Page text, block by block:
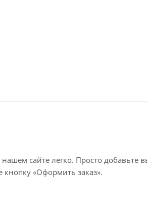
сайте легко. Просто добавьте
«Оформить заказ».